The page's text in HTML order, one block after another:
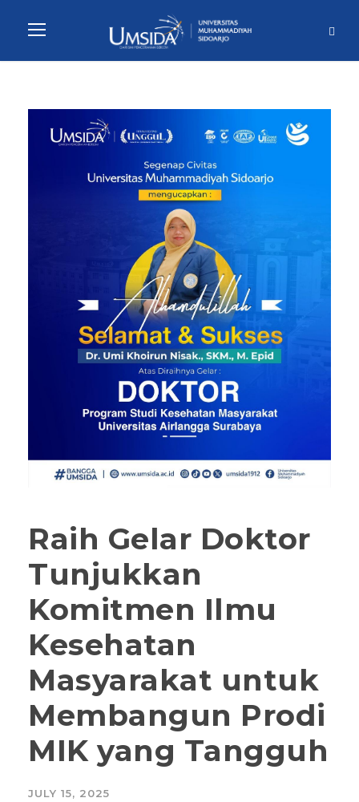
Raih Gelar Doktor
Tunjukkan
Komitmen Ilmu
Kesehatan
Masyarakat untuk
Membangun Prodi
MIK yang Tangguh
JULY 15, 2025